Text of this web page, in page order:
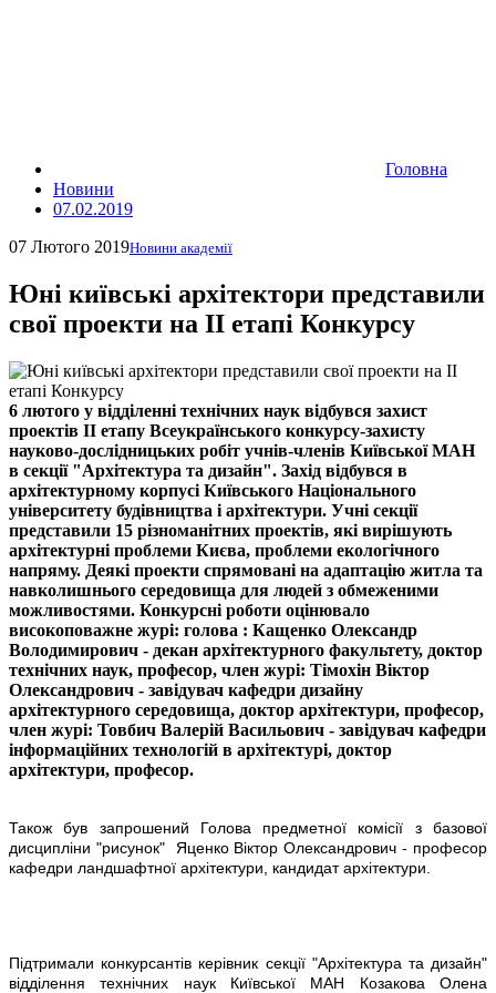
Головна
Новини
07.02.2019
07 Лютого 2019Новини академії
Юні київські архітектори представили
свої проекти на ІІ етапі Конкурсу
6 лютого у відділенні технічних наук відбувся захист
проектів II етапу Всеукраїнського конкурсу-захисту
науково-дослідницьких робіт учнів-членів Київської МАН
в секції "Архітектура та дизайн". Захід відбувся в
архітектурному корпусі Київського Національного
університету будівництва і архітектури. Учні секції
представили 15 різноманітних проектів, які вирішують
архітектурні проблеми Києва, проблеми екологічного
напряму. Деякі проекти спрямовані на адаптацію житла та
навколишнього середовища для людей з обмеженими
можливостями. Конкурсні роботи оцінювало
високоповажне журі: голова : Кащенко Олександр
Володимирович - декан архітектурного факультету, доктор
технічних наук, професор, член журі: Тімохін Віктор
Олександрович - завідувач кафедри дизайну
архітектурного середовища, доктор архітектури, професор,
член журі: Товбич Валерій Васильович - завідувач кафедри
інформаційних технологій в архітектурі, доктор
архітектури, професор.
Також був запрошений Голова предметної комісії з базової
дисципліни "рисунок" Яценко Віктор Олександрович - професор
кафедри ландшафтної архітектури, кандидат архітектури.
Підтримали конкурсантів керівник секції "Архітектура та дизайн"
відділення технічних наук Київської МАН Козакова Олена